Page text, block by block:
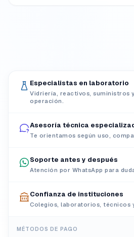
Especialistas en laboratorio
Vidriería, reactivos, suministros
operación.
Asesoría técnica
Te orientamos según uso,
Soporte antes y después
Atención por WhatsApp para
Confianza de instituciones
Colegios, laboratorios, técnicos
MÉTODOS DE PAGO